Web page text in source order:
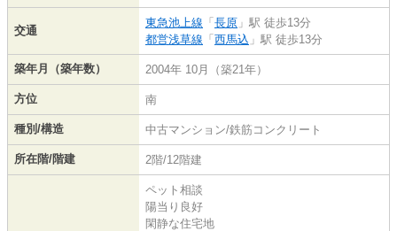
交通
東急池上線 「長原 」駅 徒歩13分
都営浅草線 「西馬込 」駅 徒歩13分
築年月（築年数） 2004年 10月（築21年）
方位 南
種別/構造 中古マンション/鉄筋コンクリート
所在階/階建 2階/12階建
ペット相談
陽当り良好
閑静な住宅地